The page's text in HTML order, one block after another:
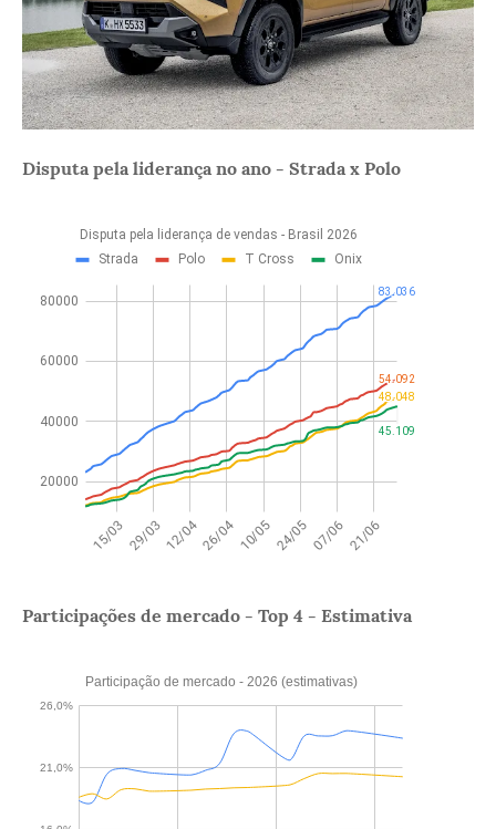
Disputa pela liderança no ano - Strada x Polo
Participações de mercado - Top 4 - Estimativa